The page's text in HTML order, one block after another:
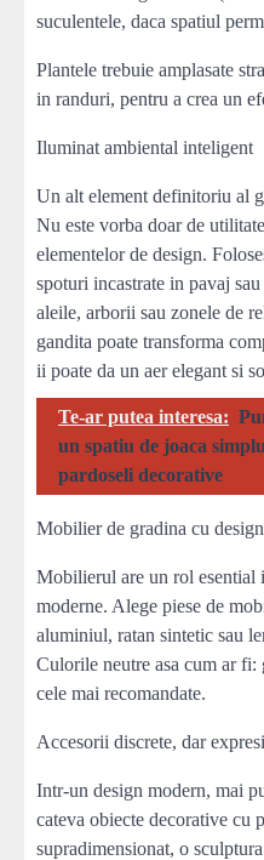
suculentele, daca spatiul
Plantele trebuie amplasate
in randuri, pentru a crea un
Iluminat ambiental inteligent
Un alt element definitoriu al
Nu este vorba doar de
elementelor de design.
spoturi incastrate in pavaj
aleile, arborii sau zonele de
gandita poate transforma
ii poate da un aer elegant si
Te-ar putea interesa:
un spatiu de joaca
pardoseli decorative
Mobilier de gradina cu
Mobilierul are un rol esential
moderne. Alege piese de
aluminiul, ratan sintetic sau
Culorile neutre asa cum ar fi:
cele mai recomandate.
Accesorii discrete, dar
Intr-un design modern, mai
cateva obiecte decorative cu
supradimensionat, o